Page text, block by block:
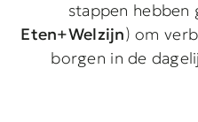
stappen hebben
Eten+Welzijn) om
borgen in de